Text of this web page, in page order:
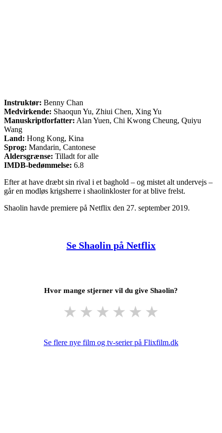
Instruktør: Benny Chan
Medvirkende: Shaoqun Yu, Zhiui Chen, Xing Yu
Manuskriptforfatter: Alan Yuen, Chi Kwong Cheung, Quiyu
Wang
Land: Hong Kong, Kina
Sprog: Mandarin, Cantonese
Aldersgrænse: Tilladt for alle
IMDB-bedømmelse: 6.8
Efter at have dræbt sin rival i et baghold – og mistet alt undervejs –
går en modløs krigsherre i shaolinkloster for at blive frelst.
Shaolin havde premiere på Netflix den 27. september 2019.
Se Shaolin på Netflix
Hvor mange stjerner vil du give Shaolin?
★ ★ ★ ★ ★ ★
Se flere nye film og tv-serier på Flixfilm.dk